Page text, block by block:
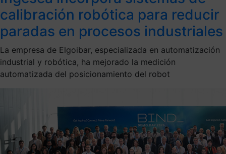
calibración robótica para reducir
paradas en procesos industriales
La empresa de Elgoibar, especializada en automatización
industrial y robótica, ha mejorado la medición
automatizada del posicionamiento del robot